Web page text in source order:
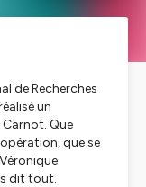
de Recherches
un
Que
que se
dit tout.